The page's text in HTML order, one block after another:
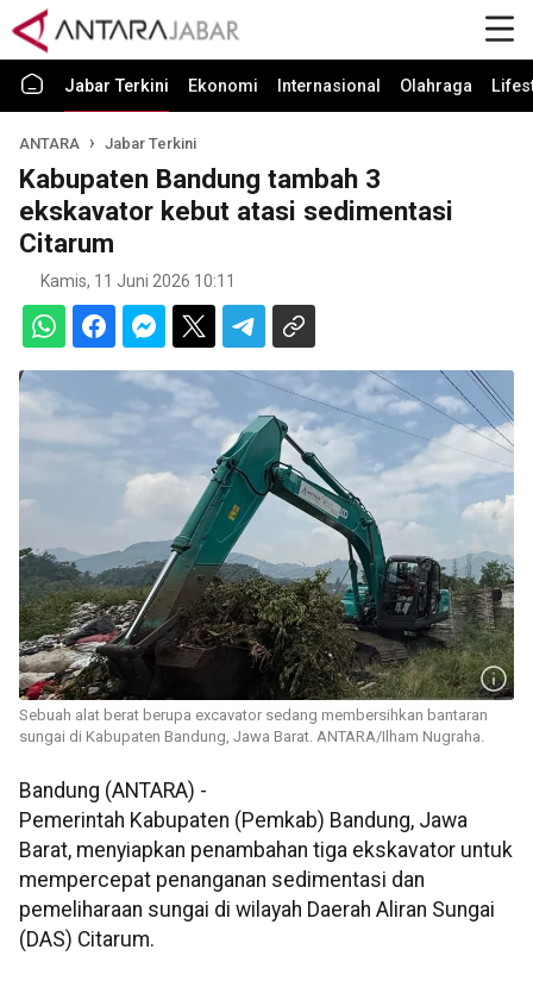
Jabar Terkini Ekonomi Internasional Olahraga
ANTARA Jabar Terkini
Kabupaten Bandung tambah 3
ekskavator kebut atasi sedimentasi
Citarum
Kamis, 11 Juni 2026 10:11
Sebuah alat berat berupa excavator sedang membersihkan bantaran
sungai di Kabupaten Bandung, Jawa Barat. ANTARA/Ilham Nugraha.
Bandung (ANTARA) -
Pemerintah Kabupaten (Pemkab) Bandung, Jawa
Barat, menyiapkan penambahan tiga ekskavator untuk
mempercepat penanganan sedimentasi dan
pemeliharaan sungai di wilayah Daerah Aliran Sungai
(DAS) Citarum.